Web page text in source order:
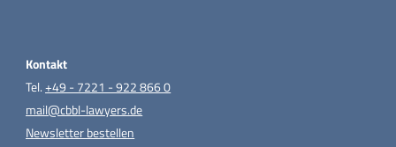
Kontakt
Tel.+49 - 7221 - 922 866 0
mail@cbbl-lawyers.de
Newsletter bestellen